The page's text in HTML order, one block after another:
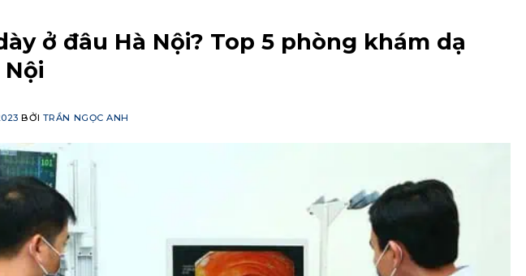
ở đâu Hà Nội? Top 5 phòng khám dạ
BỞI TRẦN NGỌC ANH